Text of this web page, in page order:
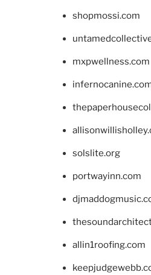
shopmossi.com
mxpwellness.com
solslite.org
portwayinn.com
allin1roofing.com